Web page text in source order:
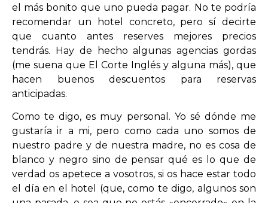
el más bonito que uno pueda pagar. No te podría
recomendar un hotel concreto, pero sí decirte
que cuanto antes reserves mejores precios
tendrás. Hay de hecho algunas agencias gordas
(me suena que El Corte Inglés y alguna más), que
hacen buenos descuentos para reservas
anticipadas.
Como te digo, es muy personal. Yo sé dónde me
gustaría ir a mi, pero como cada uno somos de
nuestro padre y de nuestra madre, no es cosa de
blanco y negro sino de pensar qué es lo que de
verdad os apetece a vosotros, si os hace estar todo
el día en el hotel (que, como te digo, algunos son